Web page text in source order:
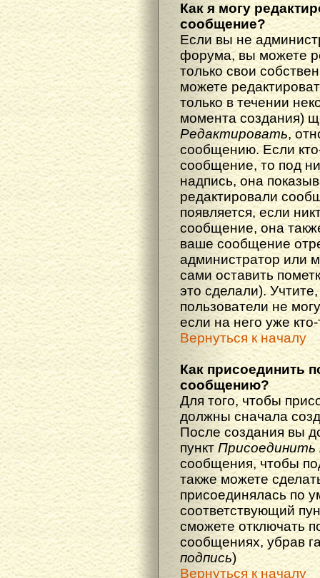
Как я могу
сообщение?
Если вы не
форума, вы можете
только свои
можете
только в течении
момента создания)
Редактировать,
сообщению. Если
сообщение, то под
надпись, она
редактировали
появляется, если
сообщение, она
ваше сообщение
администратор или
сами оставить
это сделали).
пользователи не
если на него уже
Вернуться к началу
Как присоединить
сообщению?
Для того, чтобы
должны сначала
После создания вы
пункт Присоединить
сообщения, чтобы
также можете
присоединялась по
соответствующий
сможете отключать
сообщениях, убрав
подпись)
Вернуться к началу